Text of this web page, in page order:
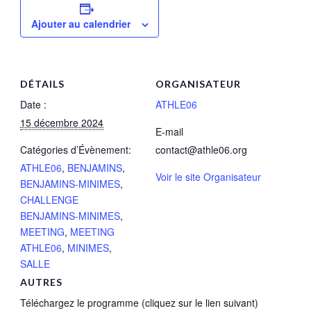
Ajouter au calendrier
DÉTAILS
Date :
15 décembre 2024
Catégories d’Évènement:
ATHLE06, BENJAMINS,
BENJAMINS-MINIMES,
CHALLENGE
BENJAMINS-MINIMES,
MEETING, MEETING
ATHLE06, MINIMES,
SALLE
ORGANISATEUR
ATHLE06
E-mail
contact@athle06.org
Voir le site Organisateur
AUTRES
Téléchargez le programme (cliquez sur le lien suivant)